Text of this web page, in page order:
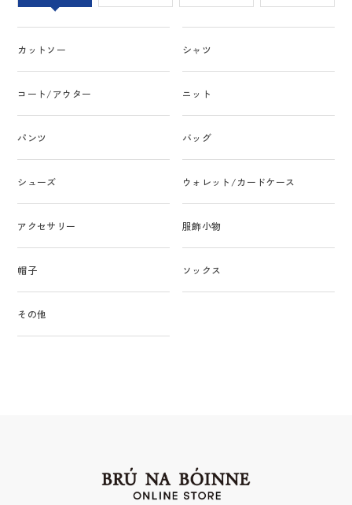
カットソー シャツ
コート/アウター ニット
パンツ バッグ
シューズ ウォレット/カードケース
アクセサリー 服飾小物
帽子 ソックス
その他